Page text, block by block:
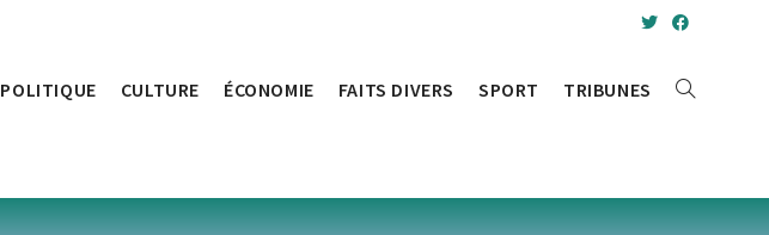
POLITIQUE CULTURE ÉCONOMIE FAITS DIVERS SPORT TRIBUNES